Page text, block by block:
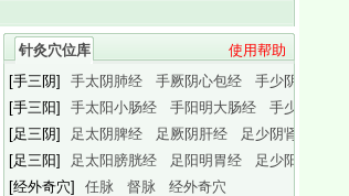
针灸穴位库
使用帮助
[手三阴]
手太阴肺经 手厥阴心包经
手少阴心经
[手三阳]
手太阳小肠经 手阳明大肠经
手少阳三焦经
[足三阴]
足太阴脾经 足厥阴肝经
足少阴肾经
[足三阳]
足太阳膀胱经 足阳明胃经
足少阳胆经
[经外奇穴]
任脉 督脉 经外奇穴